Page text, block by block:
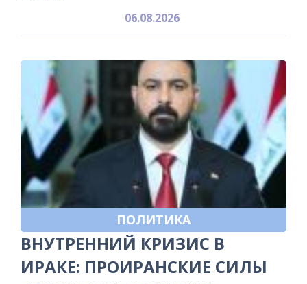
06.08.2026
ПОЛИТИКА
ВНУТРЕННИЙ КРИЗИС В
ИРАКЕ: ПРОИРАНСКИЕ СИЛЫ